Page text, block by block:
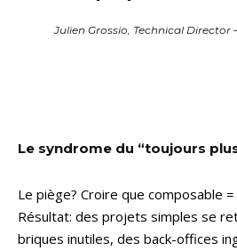
Julien Grossio, Technical Director
Le syndrome du “toujours
Le piège? Croire que composable
Résultat: des projets simples se
briques inutiles, des back-offices